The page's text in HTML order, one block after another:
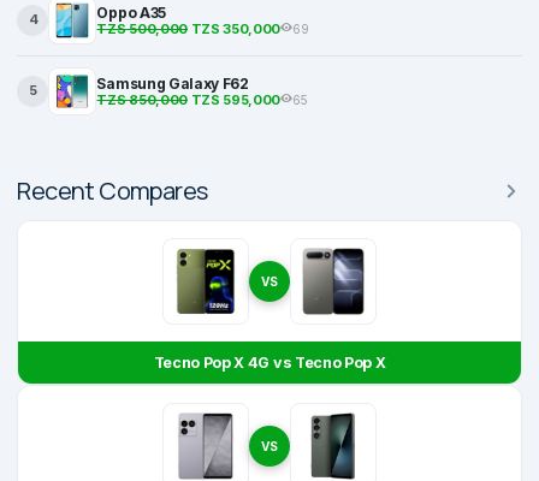
4 Oppo A35
TZS 500,000TZS 350,000 69
5 Samsung Galaxy F62
TZS 850,000TZS 595,000 65
Recent Compares
VS
Tecno Pop X 4G vs Tecno Pop X
VS